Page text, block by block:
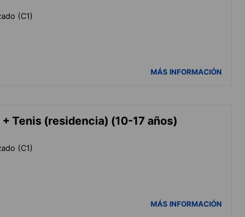
(C1)
MÁS INFORMACIÓN
+ Tenis (residencia) (10-17 años)
(C1)
MÁS INFORMACIÓN